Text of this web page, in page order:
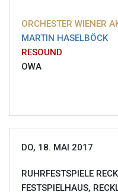
ORCHESTER WIENER
MARTIN HASELBÖCK
RESOUND
OWA
DO, 18. MAI 2017
RUHRFESTSPIELE
FESTSPIELHAUS,